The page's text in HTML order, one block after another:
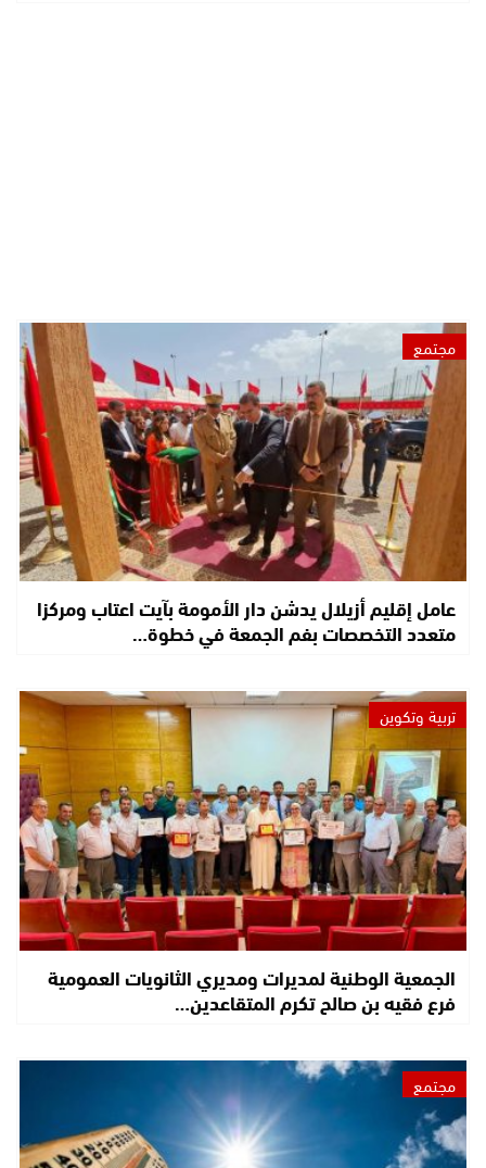
مجتمع
عامل إقليم أزيلال يدشن دار الأمومة بآيت اعتاب ومركزا
متعدد التخصصات بفم الجمعة في خطوة…
تربية وتكوين
الجمعية الوطنية لمديرات ومديري الثانويات العمومية
فرع فقيه بن صالح تكرم المتقاعدين…
مجتمع